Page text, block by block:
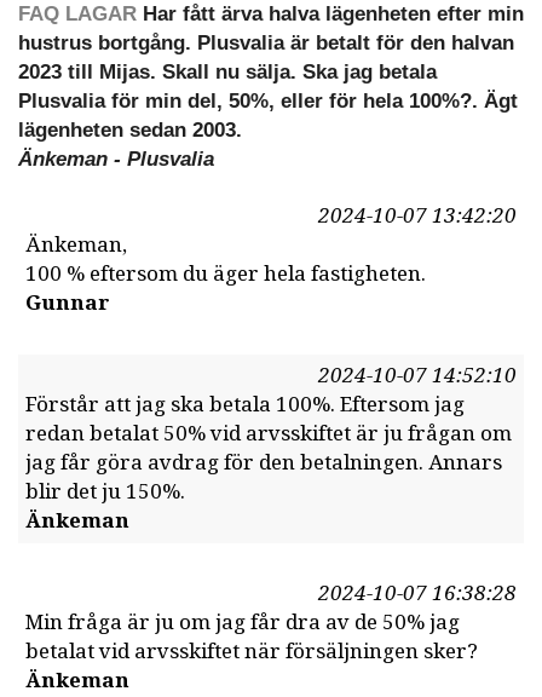
FAQ LAGAR Har fått ärva halva lägenheten efter min
hustrus bortgång. Plusvalia är betalt för den halvan
2023 till Mijas. Skall nu sälja. Ska jag betala
Plusvalia för min del, 50%, eller för hela 100%?. Ägt
lägenheten sedan 2003.
Änkeman - Plusvalia
2024-10-07 13:42:20
Änkeman,
100 % eftersom du äger hela fastigheten.
Gunnar
2024-10-07 14:52:10
Förstår att jag ska betala 100%. Eftersom jag
redan betalat 50% vid arvsskiftet är ju frågan om
jag får göra avdrag för den betalningen. Annars
blir det ju 150%.
Änkeman
2024-10-07 16:38:28
Min fråga är ju om jag får dra av de 50% jag
betalat vid arvsskiftet när försäljningen sker?
Änkeman